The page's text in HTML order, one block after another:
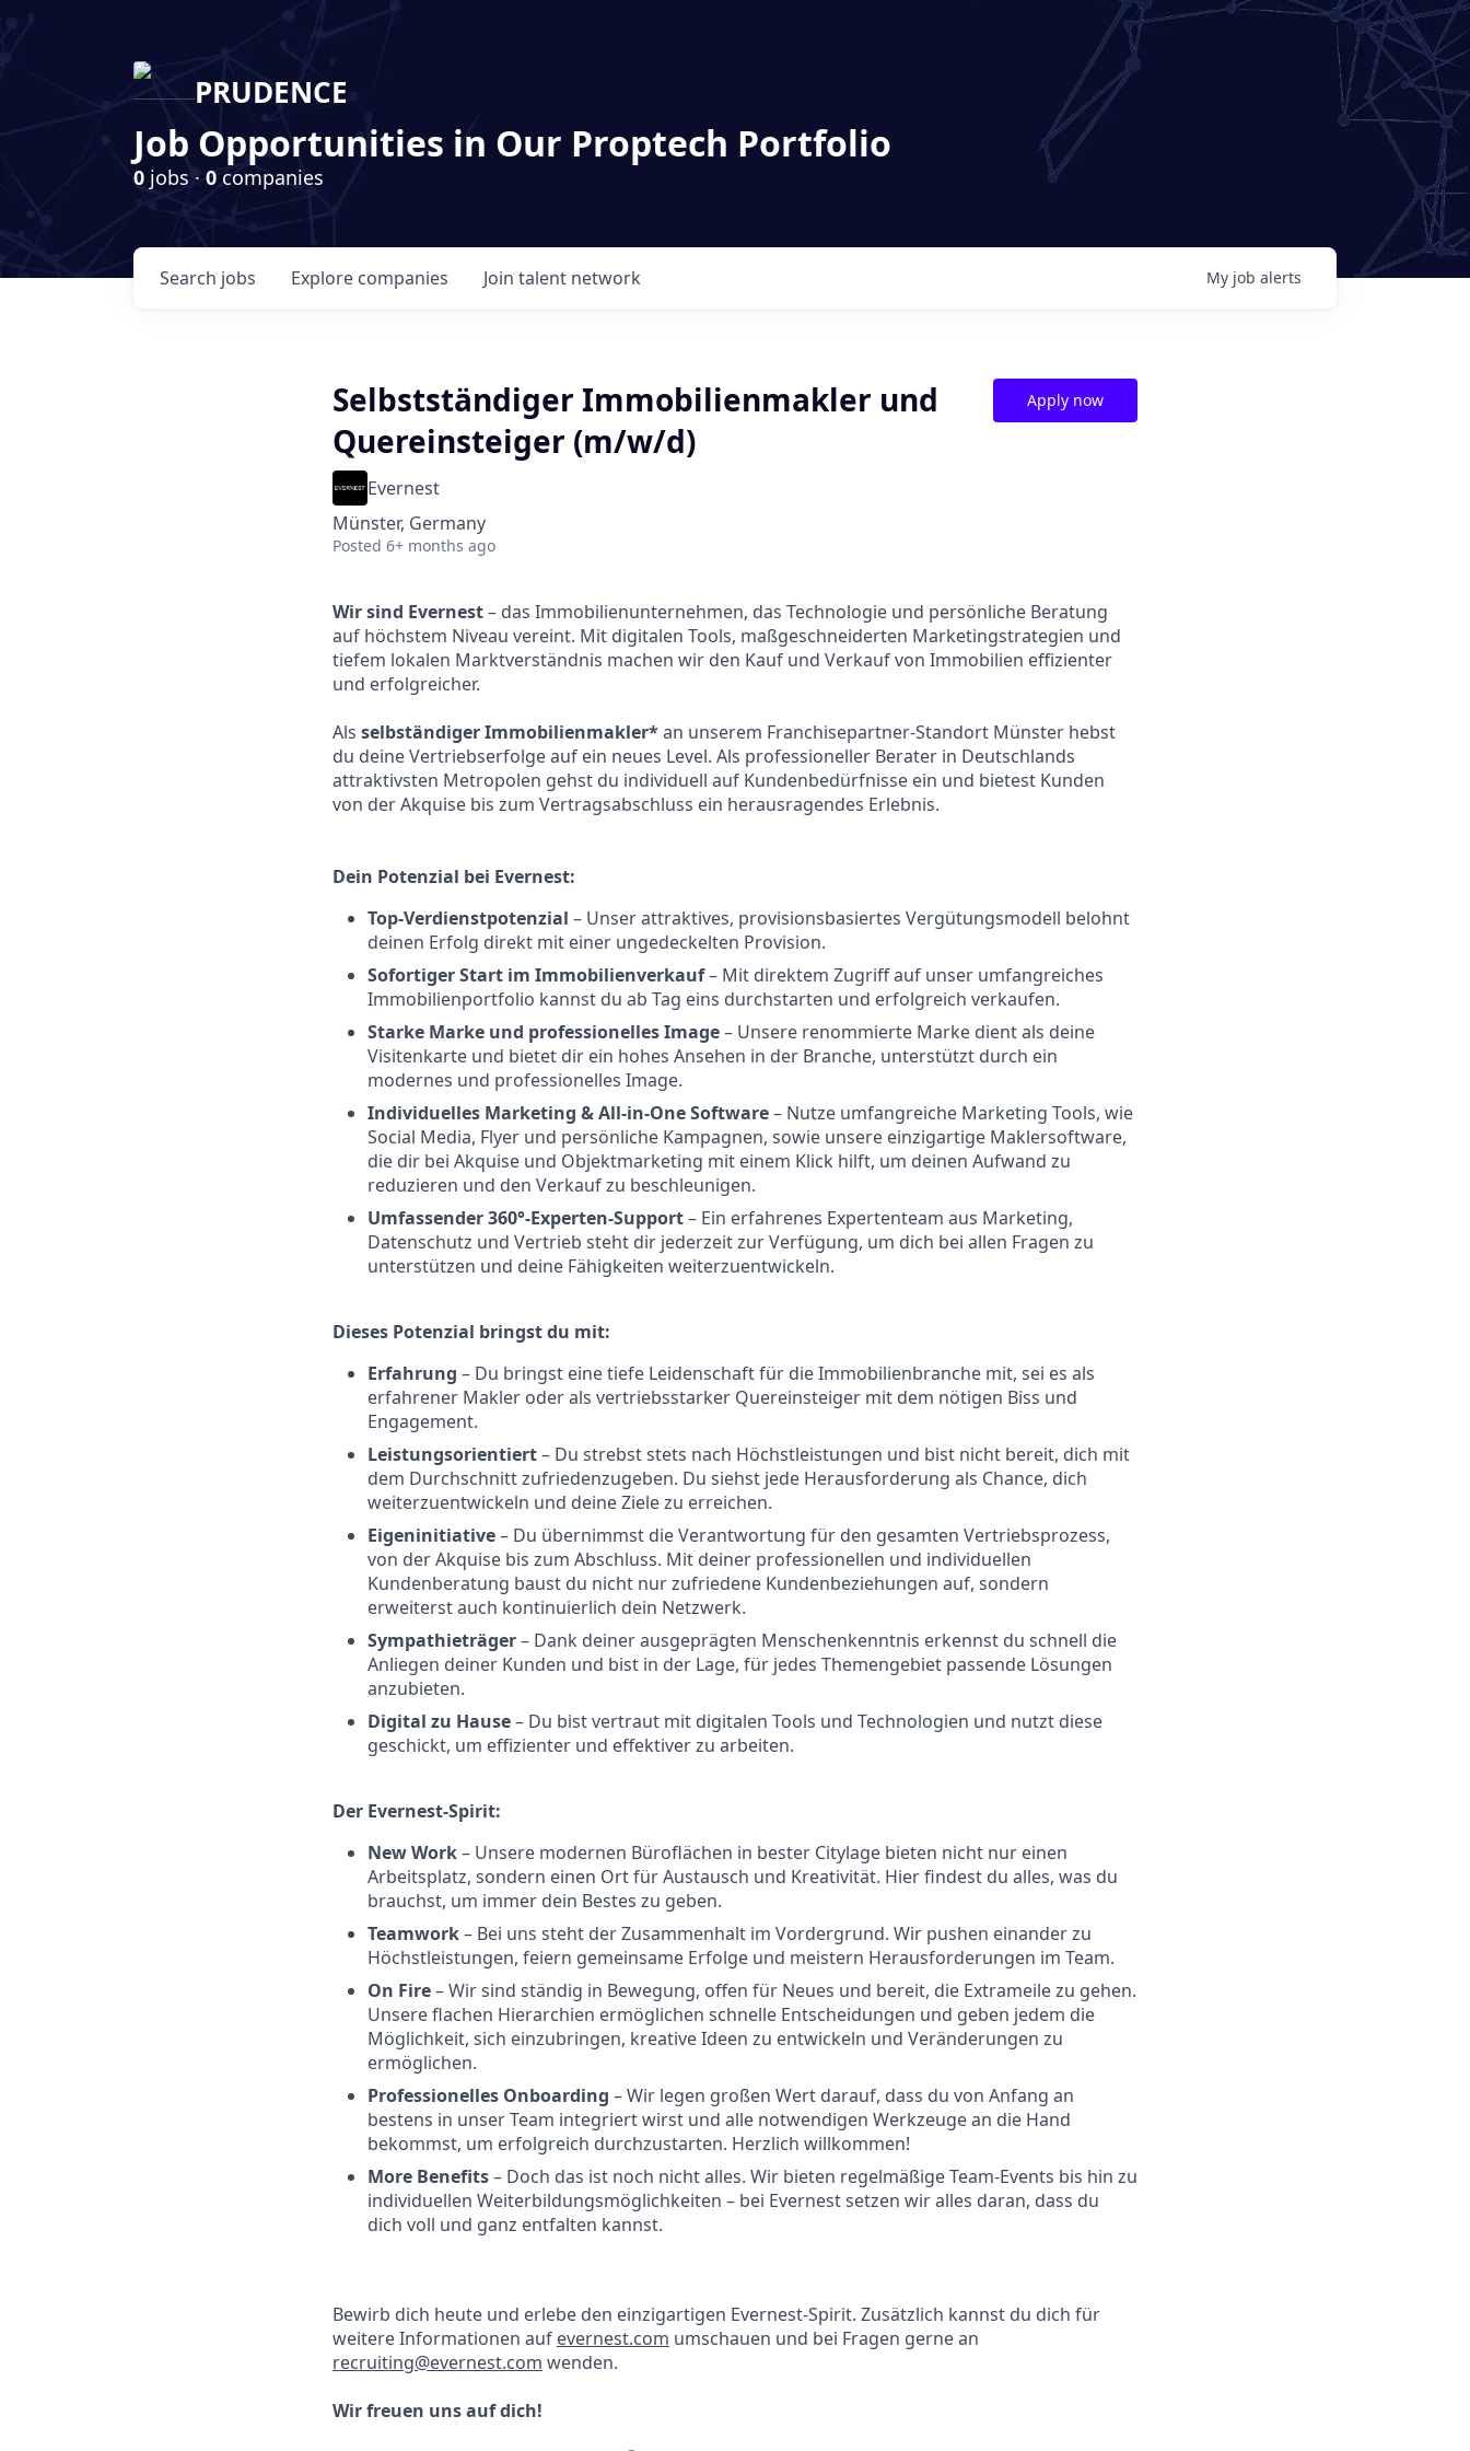
PRUDENCE
Job Opportunities in Our Proptech Portfolio
0 jobs · 0 companies
Search jobs Explore companies Join talent network My job alerts
Selbstständiger Immobilienmakler und
Quereinsteiger (m/w/d)
Evernest
Münster, Germany
Posted 6+ months ago
Apply now
Wir sind Evernest– das Immobilienunternehmen, das Technologie und persönliche Beratung
auf höchstem Niveau vereint. Mit digitalen Tools, maßgeschneiderten Marketingstrategien und
tiefem lokalen Marktverständnis machen wir den Kauf und Verkauf von Immobilien effizienter
und erfolgreicher.
Als selbständiger Immobilienmakler*an unserem Franchisepartner-Standort Münster hebst
du deine Vertriebserfolge auf ein neues Level. Als professioneller Berater in Deutschlands
attraktivsten Metropolen gehst du individuell auf Kundenbedürfnisse ein und bietest Kunden
von der Akquise bis zum Vertragsabschluss ein herausragendes Erlebnis.
Dein Potenzial bei Evernest:
Top-Verdienstpotenzial – Unser attraktives, provisionsbasiertes Vergütungsmodell belohnt
deinen Erfolg direkt mit einer ungedeckelten Provision.
Sofortiger Start im Immobilienverkauf– Mit direktem Zugriff auf unser umfangreiches
Immobilienportfolio kannst du ab Tag eins durchstarten und erfolgreich verkaufen.
Starke Marke und professionelles Image– Unsere renommierte Marke dient als deine
Visitenkarte und bietet dir ein hohes Ansehen in der Branche, unterstützt durch ein
modernes und professionelles Image.
Individuelles Marketing & All-in-One Software– Nutze umfangreiche Marketing Tools, wie
Social Media, Flyer und persönliche Kampagnen, sowie unsere einzigartige Maklersoftware,
die dir bei Akquise und Objektmarketing mit einem Klick hilft, um deinen Aufwand zu
reduzieren und den Verkauf zu beschleunigen.
Umfassender 360°-Experten-Support– Ein erfahrenes Expertenteam aus Marketing,
Datenschutz und Vertrieb steht dir jederzeit zur Verfügung, um dich bei allen Fragen zu
unterstützen und deine Fähigkeiten weiterzuentwickeln.
Dieses Potenzial bringst du mit:
Erfahrung – Du bringst eine tiefe Leidenschaft für die Immobilienbranche mit, sei es als
erfahrener Makler oder als vertriebsstarker Quereinsteiger mit dem nötigen Biss und
Engagement.
Leistungsorientiert– Du strebst stets nach Höchstleistungen und bist nicht bereit, dich mit
dem Durchschnitt zufriedenzugeben. Du siehst jede Herausforderung als Chance, dich
weiterzuentwickeln und deine Ziele zu erreichen.
Eigeninitiative– Du übernimmst die Verantwortung für den gesamten Vertriebsprozess,
von der Akquise bis zum Abschluss. Mit deiner professionellen und individuellen
Kundenberatung baust du nicht nur zufriedene Kundenbeziehungen auf, sondern
erweiterst auch kontinuierlich dein Netzwerk.
Sympathieträger– Dank deiner ausgeprägten Menschenkenntnis erkennst du schnell die
Anliegen deiner Kunden und bist in der Lage, für jedes Themengebiet passende Lösungen
anzubieten.
Digital zu Hause– Du bist vertraut mit digitalen Tools und Technologien und nutzt diese
geschickt, um effizienter und effektiver zu arbeiten.
Der Evernest-Spirit:
New Work– Unsere modernen Büroflächen in bester Citylage bieten nicht nur einen
Arbeitsplatz, sondern einen Ort für Austausch und Kreativität. Hier findest du alles, was du
brauchst, um immer dein Bestes zu geben.
Teamwork– Bei uns steht der Zusammenhalt im Vordergrund. Wir pushen einander zu
Höchstleistungen, feiern gemeinsame Erfolge und meistern Herausforderungen im Team.
On Fire– Wir sind ständig in Bewegung, offen für Neues und bereit, die Extrameile zu gehen.
Unsere flachen Hierarchien ermöglichen schnelle Entscheidungen und geben jedem die
Möglichkeit, sich einzubringen, kreative Ideen zu entwickeln und Veränderungen zu
ermöglichen.
Professionelles Onboarding – Wir legen großen Wert darauf, dass du von Anfang an
bestens in unser Team integriert wirst und alle notwendigen Werkzeuge an die Hand
bekommst, um erfolgreich durchzustarten. Herzlich willkommen!
More Benefits– Doch das ist noch nicht alles. Wir bieten regelmäßige Team-Events bis hin zu
individuellen Weiterbildungsmöglichkeiten – bei Evernest setzen wir alles daran, dass du
dich voll und ganz entfalten kannst.
Bewirb dich heute und erlebe den einzigartigen Evernest-Spirit. Zusätzlich kannst du dich für
weitere Informationen auf evernest.com umschauen und bei Fragen gerne an
recruiting@evernest.com wenden.
Wir freuen uns auf dich!